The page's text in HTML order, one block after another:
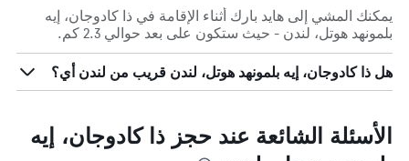
يمكنك المشي إلى هايد بارك أثناء الإقامة في ذا كادوجان، إيه
بلمونهد هوتل، لندن - حيث ستكون على بعد حوالي 2.3 كم.
هل ذا كادوجان، إيه بلمونهد هوتل، لندن قريب من لندن أي؟
الأسئلة الشائعة عند حجز ذا كادوجان، إيه